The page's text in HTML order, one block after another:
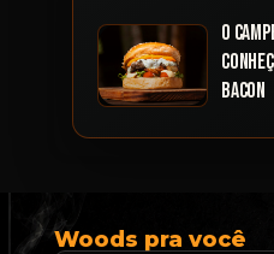
O
Bacon
Woods pra você